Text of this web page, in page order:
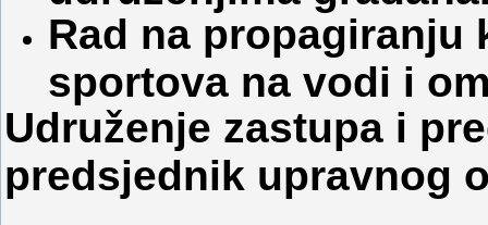
Rad na propagiranju
sportova na vodi i
Udruženje zastupa i
predsjednik upravnog